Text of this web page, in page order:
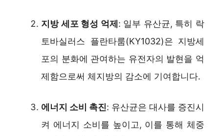
지방 세포 형성 억제: 일부 유산균, 특히 락
토바실러스 플란타룸(KY1032)은 지방세
포의 분화에 관여하는 유전자의 발현을 억
제함으로써 체지방의 감소에 기여합니다.
에너지 소비 촉진: 유산균은 대사를 증진시
켜 에너지 소비를 높이고, 이를 통해 체중